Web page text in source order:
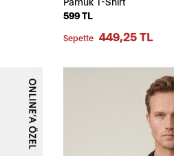
599 TL
Sepette 449,25 TL